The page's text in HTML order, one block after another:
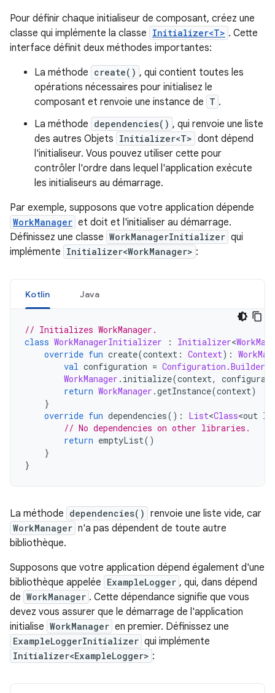
Pour définir chaque initialiseur de composant, créez une
classe qui implémente la classe Initializer<T> . Cette
interface définit deux méthodes importantes:
La méthode create() , qui contient toutes les
opérations nécessaires pour initialisez le
composant et renvoie une instance de T .
La méthode dependencies() , qui renvoie une liste
des autres Objets Initializer<T> dont dépend
l'initialiseur. Vous pouvez utiliser cette pour
contrôler l'ordre dans lequel l'application exécute
les initialiseurs au démarrage.
Par exemple, supposons que votre application dépende
WorkManager et doit et l'initialiser au démarrage.
Définissez une classe WorkManagerInitializer qui
implémente Initializer<WorkManager> :
Kotlin Java
// Initializes WorkManager.
class WorkManagerInitializer : Initializer<
override fun create(context : Context):
val configuration = Configuration .Builder
WorkManager . initialize(context,
return WorkManager .getInstance(context)
}
override fun dependencies(): List<Class<out
// No dependencies on other libraries.
return emptyList()
}
}
La méthode dependencies() renvoie une liste vide, car
WorkManager n'a pas dépendent de toute autre
bibliothèque.
Supposons que votre application dépend également d'une
bibliothèque appelée ExampleLogger , qui, dans dépend
de WorkManager . Cette dépendance signifie que vous
devez vous assurer que le démarrage de l'application
initialise WorkManager en premier. Définissez une
ExampleLoggerInitializer qui implémente
Initializer<ExampleLogger> :